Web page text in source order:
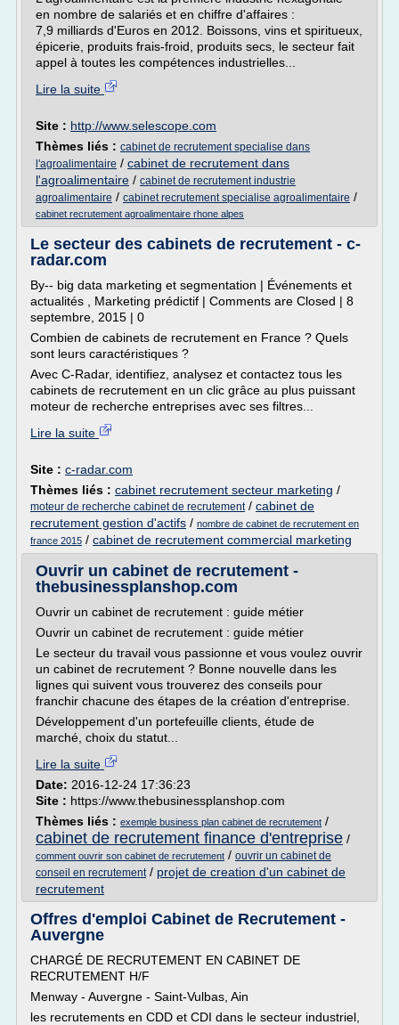
en nombre de salariés et en chiffre d'affaires :
7,9 milliards d'Euros en 2012. Boissons, vins et spiritueux,
épicerie, produits frais-froid, produits secs, le secteur fait
appel à toutes les compétences industrielles...
Lire la suite
Site : http://www.selescope.com
Thèmes liés : cabinet de recrutement specialise dans
l'agroalimentaire / cabinet de recrutement dans
l'agroalimentaire / cabinet de recrutement industrie
agroalimentaire / cabinet recrutement specialise agroalimentaire /
cabinet recrutement agroalimentaire rhone alpes
Le secteur des cabinets de recrutement - c-
radar.com
By-- big data marketing et segmentation | Événements et
actualités , Marketing prédictif | Comments are Closed | 8
septembre, 2015 | 0
Combien de cabinets de recrutement en France ? Quels
sont leurs caractéristiques ?
Avec C-Radar, identifiez, analysez et contactez tous les
cabinets de recrutement en un clic grâce au plus puissant
moteur de recherche entreprises avec ses filtres...
Lire la suite
Site : c-radar.com
Thèmes liés : cabinet recrutement secteur marketing /
moteur de recherche cabinet de recrutement/ cabinet de
recrutement gestion d'actifs / nombre de cabinet de recrutement en
france 2015 / cabinet de recrutement commercial marketing
Ouvrir un cabinet de recrutement -
thebusinessplanshop.com
Ouvrir un cabinet de recrutement : guide métier
Ouvrir un cabinet de recrutement : guide métier
Le secteur du travail vous passionne et vous voulez ouvrir
un cabinet de recrutement ? Bonne nouvelle dans les
lignes qui suivent vous trouverez des conseils pour
franchir chacune des étapes de la création d'entreprise.
Développement d'un portefeuille clients, étude de
marché, choix du statut...
Lire la suite
Date: 2016-12-24 17:36:23
Site : https://www.thebusinessplanshop.com
Thèmes liés : exemple business plan cabinet de recrutement /
cabinet de recrutement finance d'entreprise /
comment ouvrir son cabinet de recrutement / ouvrir un cabinet de
conseil en recrutement/ projet de creation d'un cabinet de
recrutement
Offres d'emploi Cabinet de Recrutement -
Auvergne
CHARGÉ DE RECRUTEMENT EN CABINET DE
RECRUTEMENT H/F
Menway - Auvergne - Saint-Vulbas, Ain
les recrutements en CDD et CDI dans le secteur industriel,